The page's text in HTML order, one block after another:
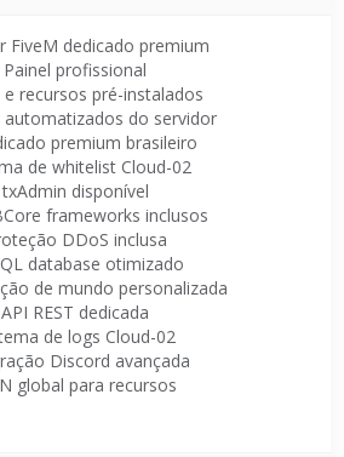
FiveM dedicado premium
Painel profissional
e recursos pré-instalados
automatizados do servidor
premium brasileiro
de whitelist Cloud-02
txAdmin disponível
frameworks inclusos
DDoS inclusa
database otimizado
de mundo personalizada
API REST dedicada
de logs Cloud-02
Discord avançada
global para recursos